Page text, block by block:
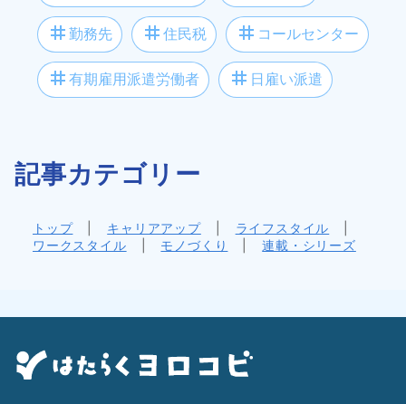
tag 勤務先 tag 住民税 tag コールセンター
tag 有期雇用派遣労働者 tag 日雇い派遣
記事カテゴリー
トップ キャリアアップ ライフスタイル
ワークスタイル
モノづくり 連載・シリーズ